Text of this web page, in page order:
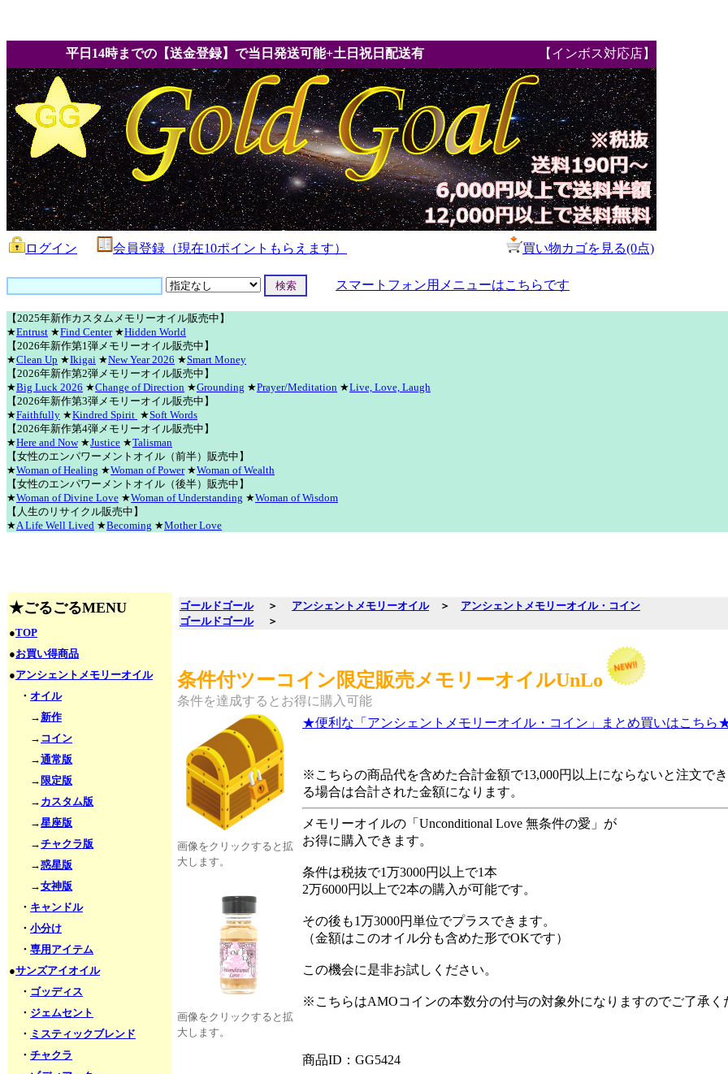
平日14時までの【送金登録】で当日発送可能+土日祝日配送有 【インボス対応店】
ログイン 会員登録（現在10ポイントもらえます） 買い物カゴを見る(0点)
スマートフォン用メニューはこちらです
【2025年新作カスタムメモリーオイル販売中】
★Entrust ★Find Center★Hidden World
【2026年新作第1弾メモリーオイル販売中】
★Clean Up ★Ikigai ★New Year 2026 ★Smart Money
【2026年新作第2弾メモリーオイル販売中】
★Big Luck 2026 ★Change of Direction ★Grounding ★Prayer/Meditation ★Live, Love, Laugh
【2026年新作第3弾メモリーオイル販売中】
★Faithfully ★Kindred Spirit ★Soft Words
【2026年新作第4弾メモリーオイル販売中】
★Here and Now★Justice ★Talisman
【女性のエンパワーメントオイル（前半）販売中】
★Woman of Healing ★Woman of Power★Woman of Wealth
【女性のエンパワーメントオイル（後半）販売中】
★Woman of Divine Love ★Woman of Understanding ★Woman of Wisdom
【人生のリサイクル販売中】
★A Life Well Lived ★Becoming ★Mother Love
★ごるごるMENU
●TOP
●お買い得商品
●アンシェントメモリーオイル
・ オイル
→新作
→ コイン
→通常版
→ 限定版
→ カスタム版
→星座版
→チャクラ版
→惑星版
→女神版
・ キャンドル
・ 小分け
・ 専用アイテム
●サンズアイオイル
・ ゴッディス
・ ジェムセント
・ ミスティックブレンド
・ チャクラ
ゴールドゴール ＞ アンシェントメモリーオイル＞ アンシェントメモリーオイル・コイン
ゴールドゴール
＞
条件付ツーコイン限定販売メモリーオイルUnLo
条件を達成するとお得に購入可能
画像をクリックすると拡
大します。
画像をクリックすると拡
大します。
★便利な「アンシェントメモリーオイル・コイン」まとめ買いはこちら
※こちらの商品代を含めた合計金額で13,000円以上にならないと注文で
る場合は合計された金額になります。
メモリーオイルの「Unconditional Love 無条件の愛」が
お得に購入できます。
条件は税抜で1万3000円以上で1本
2万6000円以上で2本の購入が可能です。
その後も1万3000円単位でプラスできます。
（金額はこのオイル分も含めた形でOKです）
この機会に是非お試しください。
※こちらはAMOコインの本数分の付与の対象外になりますのでご了承く
商品ID：GG5424